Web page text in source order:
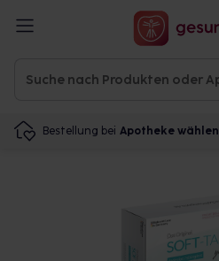
Bestellung bei Apotheke wählen